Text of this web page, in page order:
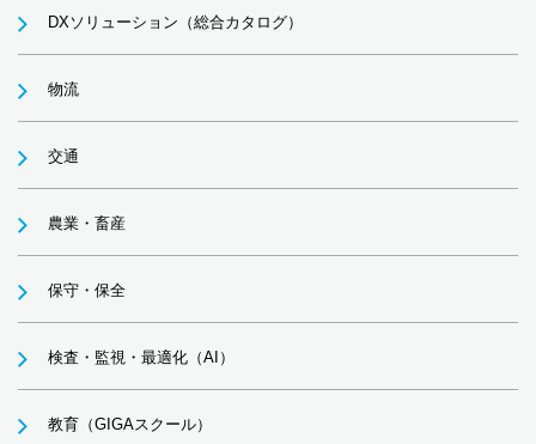
DXソリューション（総合カタログ）
物流
交通
農業・畜産
保守・保全
検査・監視・最適化（AI）
教育（GIGAスクール）